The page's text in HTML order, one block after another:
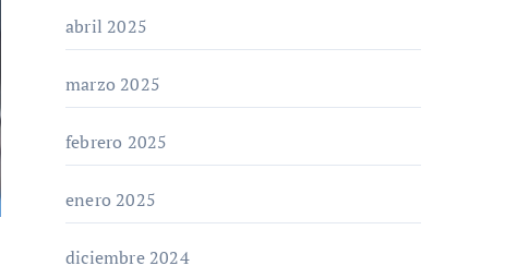
abril 2025
marzo 2025
febrero 2025
enero 2025
diciembre 2024